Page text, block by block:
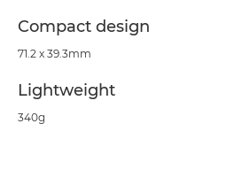
Compact design
71.2 x 39.3mm
Lightweight
340g